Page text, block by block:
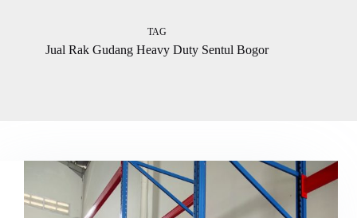
TAG
Jual Rak Gudang Heavy Duty Sentul Bogor